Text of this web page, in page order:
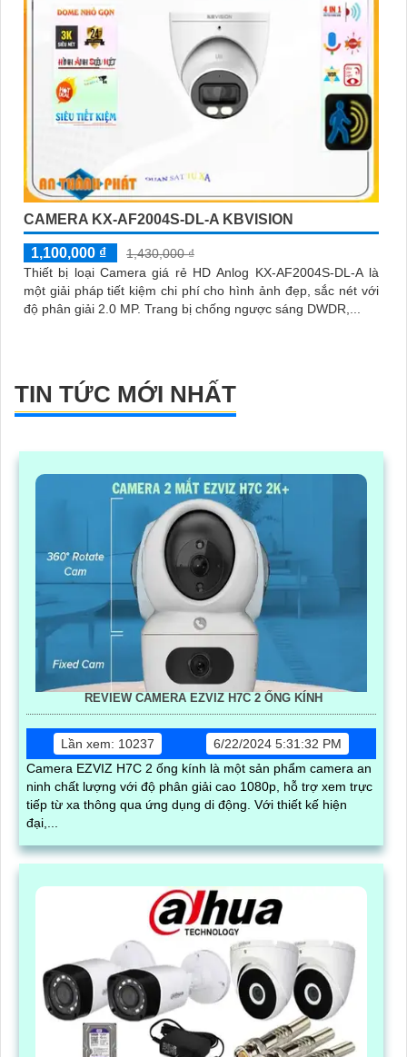
CAMERA KX-AF2004S-DL-A KBVISION
1,100,000 ₫
1,430,000 ₫
Thiết bị loại Camera giá rẻ HD Anlog KX-AF2004S-DL-A là
một giải pháp tiết kiệm chi phí cho hình ảnh đẹp, sắc nét với
độ phân giải 2.0 MP. Trang bị chống ngược sáng DWDR,...
TIN TỨC MỚI NHẤT
REVIEW CAMERA EZVIZ H7C 2 ỐNG KÍNH
Lần xem: 10237
6/22/2024 5:31:32 PM
Camera EZVIZ H7C 2 ống kính là một sản phẩm camera an
ninh chất lượng với độ phân giải cao 1080p, hỗ trợ xem trực
tiếp từ xa thông qua ứng dụng di động. Với thiết kế hiện
đại,...